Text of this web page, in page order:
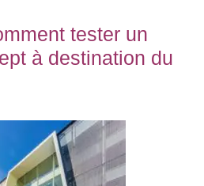
tester un
à destination du